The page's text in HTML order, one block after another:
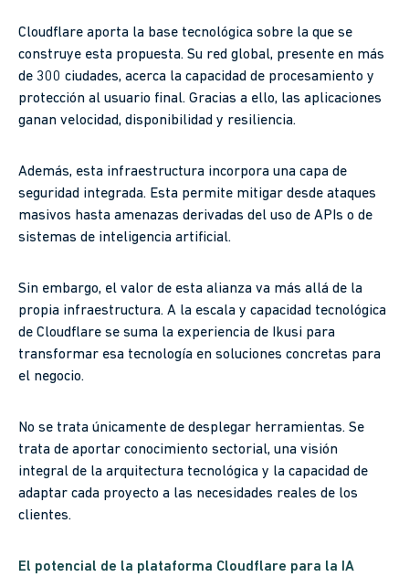
Cloudflare aporta la base tecnológica sobre la que se
construye esta propuesta. Su red global, presente en más
de 300 ciudades, acerca la capacidad de procesamiento y
protección al usuario final. Gracias a ello, las aplicaciones
ganan velocidad, disponibilidad y resiliencia.
Además, esta infraestructura incorpora una capa de
seguridad integrada. Esta permite mitigar desde ataques
masivos hasta amenazas derivadas del uso de APIs o de
sistemas de inteligencia artificial.
Sin embargo, el valor de esta alianza va más allá de la
propia infraestructura. A la escala y capacidad tecnológica
de Cloudflare se suma la experiencia de Ikusi para
transformar esa tecnología en soluciones concretas para
el negocio.
No se trata únicamente de desplegar herramientas. Se
trata de aportar conocimiento sectorial, una visión
integral de la arquitectura tecnológica y la capacidad de
adaptar cada proyecto a las necesidades reales de los
clientes.
El potencial de la plataforma Cloudflare para la IA